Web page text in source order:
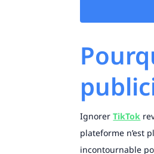
IgnorerTikTok
plateforme n’est
incontournable